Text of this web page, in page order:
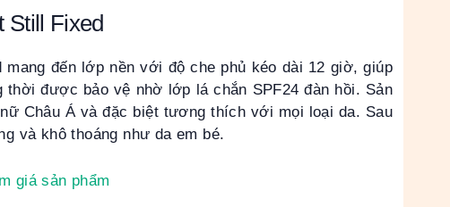
Still Fixed
đến lớp nền với độ che phủ kéo dài 12 giờ, giúp
thời được bảo vệ nhờ lớp lá chắn SPF24 đàn hồi. Sản
Châu Á và đặc biệt tương thích với mọi loại da. Sau
và khô thoáng như da em bé.
giá sản phẩm